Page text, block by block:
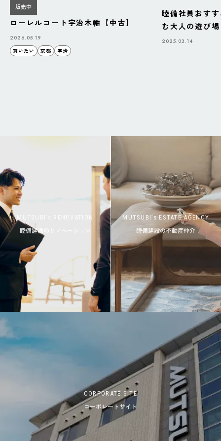
販売中
ローレルコート宇治木幡【中古】
2026.05.19
買いたい
京都 宇治
睦備社員おす
む大人の遊び
BAZAAR」
2025.03.14
MUTSUBI’s RENOVATION
睦備建設のリノベーション
MUTSUBI’s ESTATE AGENCY
睦備建設の不動産仲介
CORPORATE SITE
コーポレートサイト